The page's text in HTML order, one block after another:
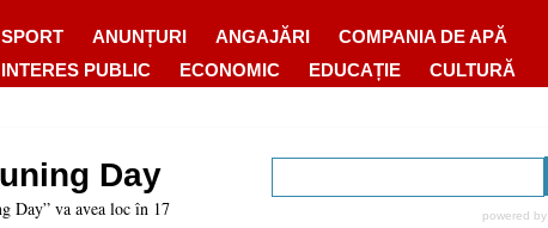
SPORT ANUNȚURI ANGAJĂRI
COMPANIA DE APĂ
PUBLIC ECONOMIC EDUCAȚIE CULTURĂ
Day
Day” va avea loc în 17
powered by